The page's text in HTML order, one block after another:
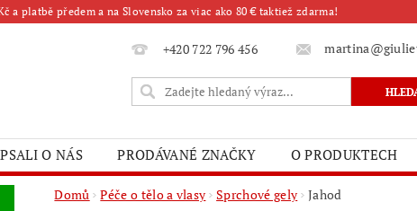
a platbě předem a na Slovensko za viac ako 80 € taktiež zdarma!
+420 722 796 456
O NÁS PRODÁVANÉ ZNAČKY O PRODUKTECH
Domů Péče o tělo a vlasy Sprchové gely Jahod